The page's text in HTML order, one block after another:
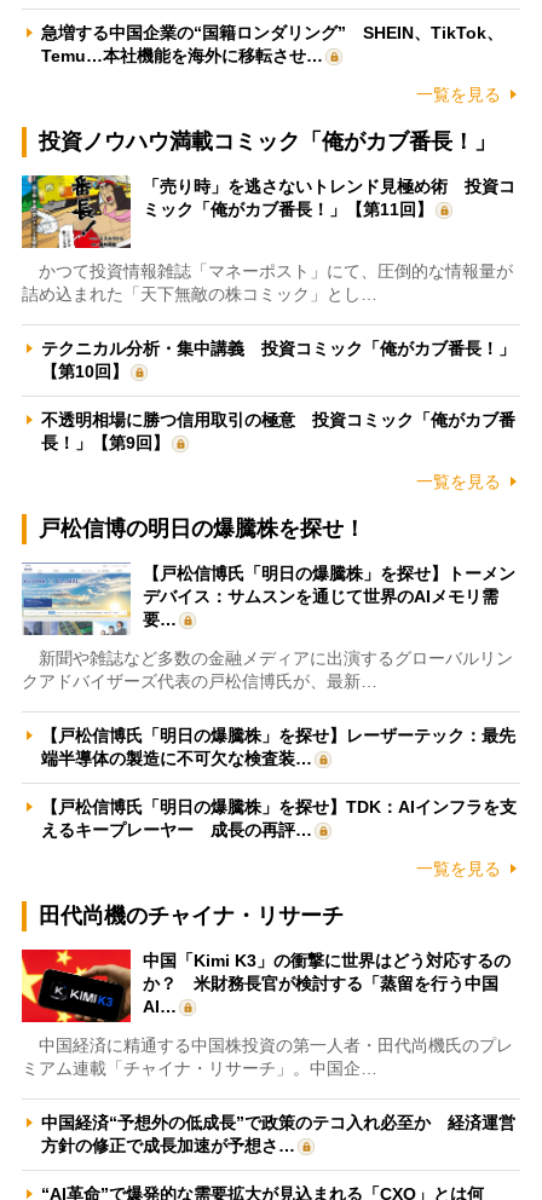
急増する中国企業の“国籍ロンダリング” SHEIN、TikTok、
Temu…本社機能を海外に移転させ…
一覧を見る
投資ノウハウ満載コミック「俺がカブ番長！」
「売り時」を逃さないトレンド見極め術 投資コ
ミック「俺がカブ番長！」【第11回】
かつて投資情報雑誌「マネーポスト」にて、圧倒的な情報量が
詰め込まれた「天下無敵の株コミック」とし…
テクニカル分析・集中講義 投資コミック「俺がカブ番長！」
【第10回】
不透明相場に勝つ信用取引の極意 投資コミック「俺がカブ番
長！」【第9回】
一覧を見る
戸松信博の明日の爆騰株を探せ！
【戸松信博氏「明日の爆騰株」を探せ】トーメン
デバイス：サムスンを通じて世界のAIメモリ需
要…
新聞や雑誌など多数の金融メディアに出演するグローバルリン
クアドバイザーズ代表の戸松信博氏が、最新…
【戸松信博氏「明日の爆騰株」を探せ】レーザーテック：最先
端半導体の製造に不可欠な検査装…
【戸松信博氏「明日の爆騰株」を探せ】TDK：AIインフラを支
えるキープレーヤー 成長の再評…
一覧を見る
田代尚機のチャイナ・リサーチ
中国「Kimi K3」の衝撃に世界はどう対応するの
か？ 米財務長官が検討する「蒸留を行う中国
AI…
中国経済に精通する中国株投資の第一人者・田代尚機氏のプレ
ミアム連載「チャイナ・リサーチ」。中国企…
中国経済“予想外の低成長”で政策のテコ入れ必至か 経済運営
方針の修正で成長加速が予想さ…
“AI革命”で爆発的な需要拡大が見込まれる「CXO」とは何